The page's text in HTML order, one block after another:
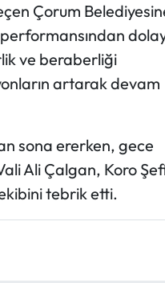
Çorum
ve beraberliği
artarak devam
sona ererken, gece
Ali Çalgan, Koro
tebrik etti.